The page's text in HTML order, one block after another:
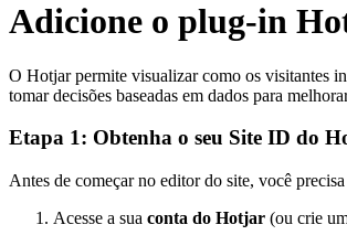
Adicione o plug-in
O Hotjar permite visualizar como os visitantes
tomar decisões baseadas em dados para
Etapa 1: Obtenha o seu Site ID do
Antes de começar no editor do site, você
Acesse a sua conta do Hotjar (ou crie